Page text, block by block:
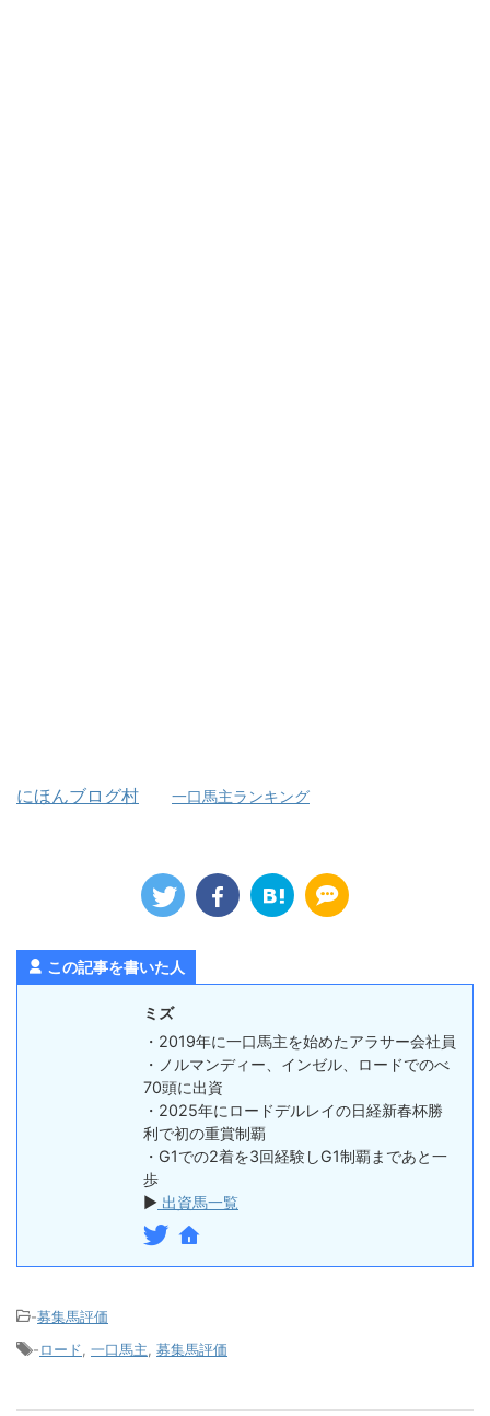
にほんブログ村 一口馬主ランキング
この記事を書いた人
ミズ
・2019年に一口馬主を始めたアラサー会社員
・ノルマンディー、インゼル、ロードでのべ
70頭に出資
・2025年にロードデルレイの日経新春杯勝
利で初の重賞制覇
・G1での2着を3回経験しG1制覇まであと一
歩
▶ 出資馬一覧
-募集馬評価
-ロード 一口馬主 募集馬評価